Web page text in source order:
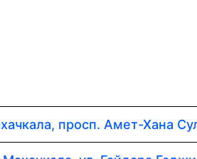
просп. Амет-Хана